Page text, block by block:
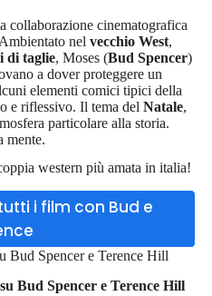
collaborazione cinematografica
nel vecchio West,
di taglie, Moses (Bud Spencer)
a dover proteggere un
elementi comici tipici della
e riflessivo. Il tema del Natale,
particolare alla storia.
mente.
western più amata in italia!
i film con Bud e
Bud Spencer e Terence Hill
Bud Spencer e Terence Hill